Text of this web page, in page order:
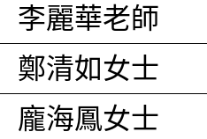
李麗華老師
鄭清如女士
龐海鳳女士